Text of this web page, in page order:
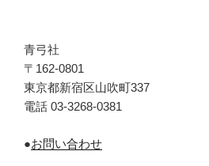
青弓社
〒162-0801
東京都新宿区山吹町337
電話 03-3268-0381
●お問い合わせ